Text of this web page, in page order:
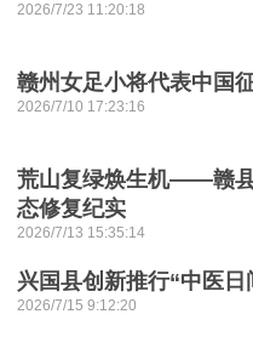
2026/7/23 11:20:18
赣州女足小将代表中国
2026/7/10 17:23:16
荒山复绿焕生机——赣
态修复纪实
2026/7/13 15:35:14
兴国县创新推行“中医日
2026/7/15 9:12:20